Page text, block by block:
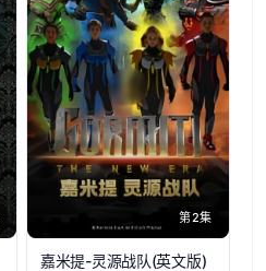
第2集
嘉米提-灵源战队​(英文版)